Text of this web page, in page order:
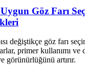
Göz Farı
değiştikçe göz farı
primer kullanımı
görünürlüğünü artırır.